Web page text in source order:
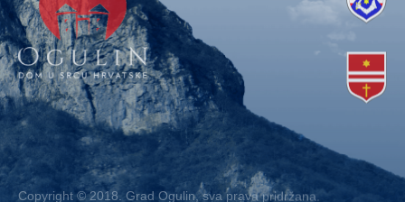
Copyright © 2018. Grad Ogulin, sva prava pridržana.